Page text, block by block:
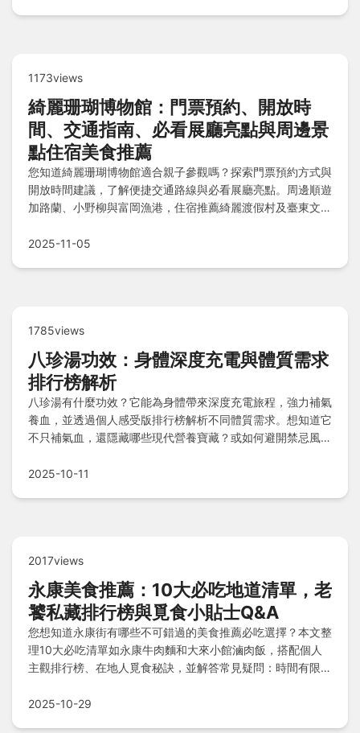
1173views
綺麗珊瑚博物館：門票預約、開放時
間、交通指南、必看展廳亮點與周邊景
點住宿美食推薦
您知道綺麗珊瑚博物館適合親子參觀嗎？探索門票預約方式與
開放時間建議，了解便捷交通路線與必看展廳亮點。周邊順遊
加路蘭、小野柳與富岡漁港，住宿推薦綺麗渡假村及臺東文
品購買建議，立即規劃完整旅程！
2025-11-05
1785views
八珍湯功效：身體深度充電與體質需求
排行榜解析
八珍湯有什麼功效？它能為身體帶來深度充電旅程，強力補氣
養血，並透過個人感受版排行榜解析不同體質需求。想知道它
不只補氣血，還隱藏哪些現代營養寶藏？或如何避開禁忌風
心靈！
2025-10-11
2017views
永康美食推薦：10大必吃地道清單，老
饕私藏排行榜與覓食小貼士Q&A
您想知道永康街有哪些不可錯過的美食推薦必吃選擇？本文整
理10大必吃清單如永康牛肉麵和大來小館滷肉飯，搭配個人
主觀排行榜、在地人覓食秘訣，並解答常見疑問：時間有限最
2025-10-29